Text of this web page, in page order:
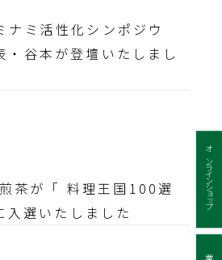
オンラインショップ
ナミ活性化シンポジウ
・谷本が登壇いたしまし
茶が「 料理王国100選
選いたしました